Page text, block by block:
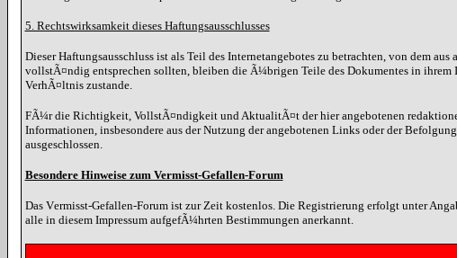
5. Rechtswirksamkeit dieses Haftungsausschlusses
Dieser Haftungsausschluss ist als Teil des Internetangebotes zu betrachten, von dem
vollstÃ¤ndig entsprechen sollten, bleiben die Ã¼brigen Teile des Dokumentes in
VerhÃ¤ltnis zustande.
FÃ¼r die Richtigkeit, VollstÃ¤ndigkeit und AktualitÃ¤t der hier angebotenen
Informationen, insbesondere aus der Nutzung der angebotenen Links oder der
ausgeschlossen.
Besondere Hinweise zum Vermisst-Gefallen-Forum
Das Vermisst-Gefallen-Forum ist zur Zeit kostenlos. Die Registrierung erfolgt unter
alle in diesem Impressum aufgefÃ¼hrten Bestimmungen anerkannt.